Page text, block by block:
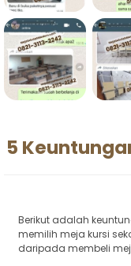
5
Berikut adalah
memilih meja kursi
daripada membeli